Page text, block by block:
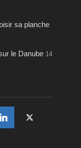
sa planche
le Danube 14